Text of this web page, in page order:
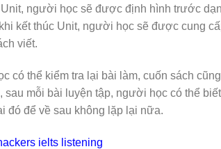
người học sẽ được định hình trước
kết thúc Unit, người học sẽ được cung
viết.
có thể kiểm tra lại bài làm, cuốn sách
sau mỗi bài luyện tập, người học có thể
đó để về sau không lặp lại nữa.
ielts listening